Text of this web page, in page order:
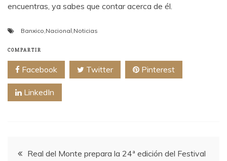
encuentras, ya sabes que contar acerca de él.
Banxico Nacional Noticias
COMPARTIR
Facebook Twitter Pinterest
LinkedIn
Navegación
Real del Monte prepara la 24ª edición del Festival